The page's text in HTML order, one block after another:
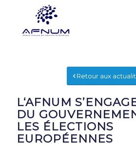
Retour aux
L‘AFNUM
DU
LES ÉLECTIONS
EUROPÉENNES